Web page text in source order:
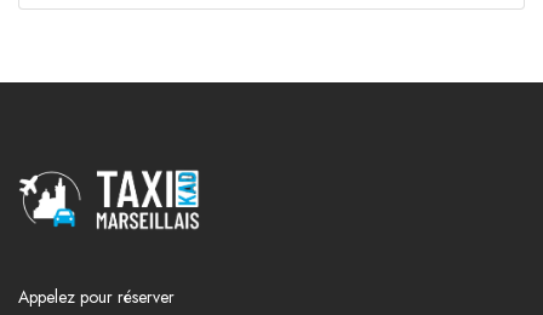
Appelez pour réserver